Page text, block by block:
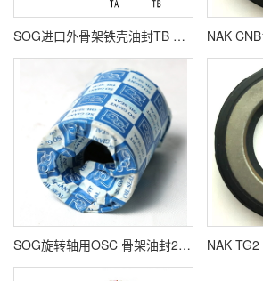
SOG进口外骨架铁壳油封TB SB TA SA VB形式规格齐全
SOG旋转轴用OSC 骨架油封25*40*8 48*80*13 55*80*11 57*73*7 22*38*8